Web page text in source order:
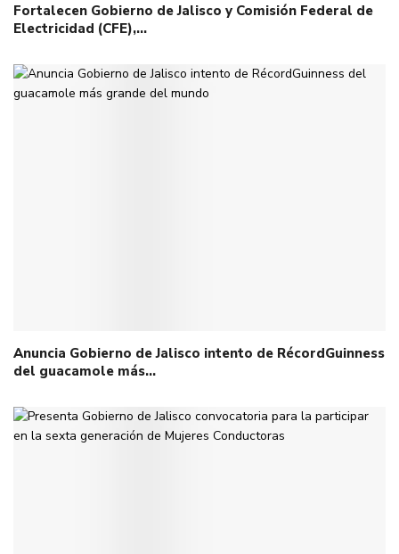
Fortalecen Gobierno de Jalisco y Comisión Federal de
Electricidad (CFE),…
Anuncia Gobierno de Jalisco intento de RécordGuinness
del guacamole más…